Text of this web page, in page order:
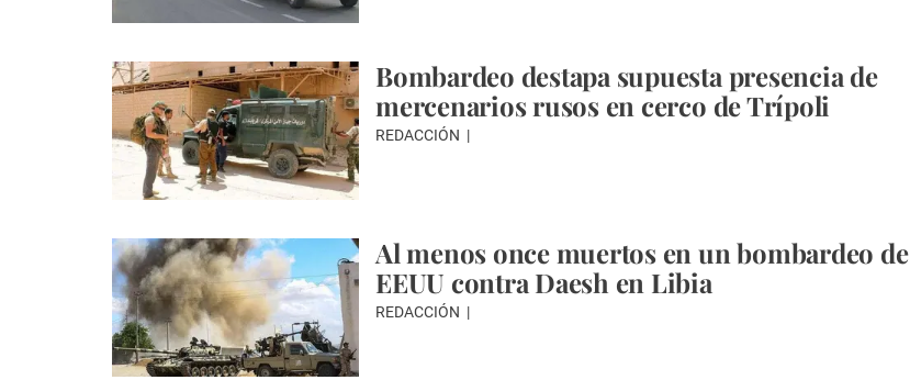
Bombardeo destapa supuesta presencia de
mercenarios rusos en cerco de Trípoli
REDACCIÓN
Al menos once muertos en un bombardeo de
EEUU contra Daesh en Libia
REDACCIÓN